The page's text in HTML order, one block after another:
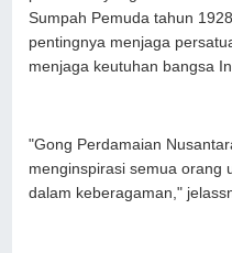
Sumpah Pemuda tahun
pentingnya menjaga
menjaga keutuhan bangsa
"Gong Perdamaian
menginspirasi semua orang
dalam keberagaman,"